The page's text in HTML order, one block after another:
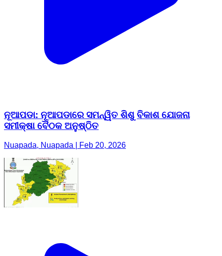
ନୂଆପଡା: ନୂଆପଡାରେ ସମନ୍ୱିତ ଶିଶୁ ବିକାଶ ଯୋଜନା
ସମୀକ୍ଷା ବୈଠକ ଅନୁଷ୍ଠିତ
Nuapada, Nuapada | Feb 20, 2026